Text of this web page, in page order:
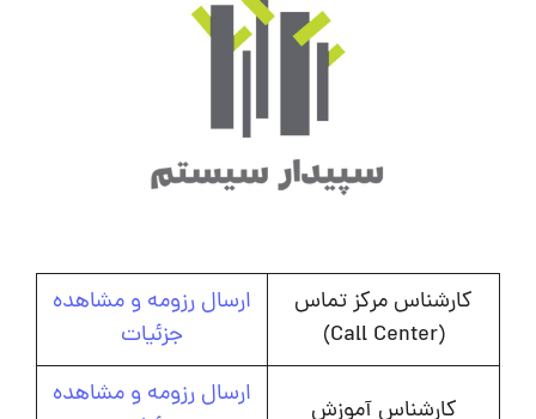
کارشناس مرکز تماس
(Call Center)
ارسال رزومه و مشاهده
جزئیات
کارشناس آموزش
ارسال رزومه و مشاهده